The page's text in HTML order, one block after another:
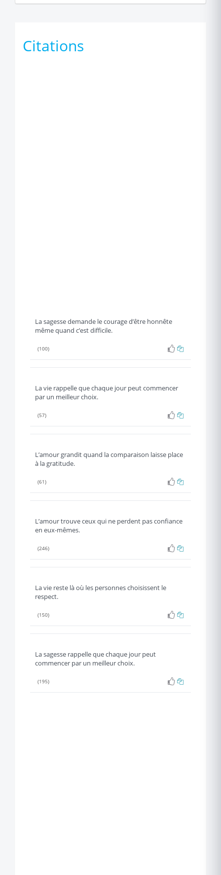
Citations
La sagesse demande le courage d’être honnête
même quand c’est difficile.
(100)
La vie rappelle que chaque jour peut commencer
par un meilleur choix.
(57)
L’amour grandit quand la comparaison laisse place
à la gratitude.
(61)
L’amour trouve ceux qui ne perdent pas confiance
en eux-mêmes.
(246)
La vie reste là où les personnes choisissent le
respect.
(150)
La sagesse rappelle que chaque jour peut
commencer par un meilleur choix.
(195)